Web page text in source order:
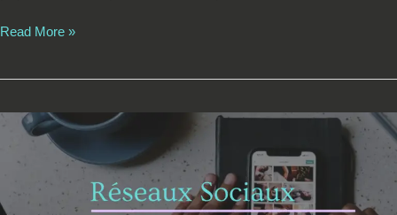
Read More »
Comment
optimiser
Instagram